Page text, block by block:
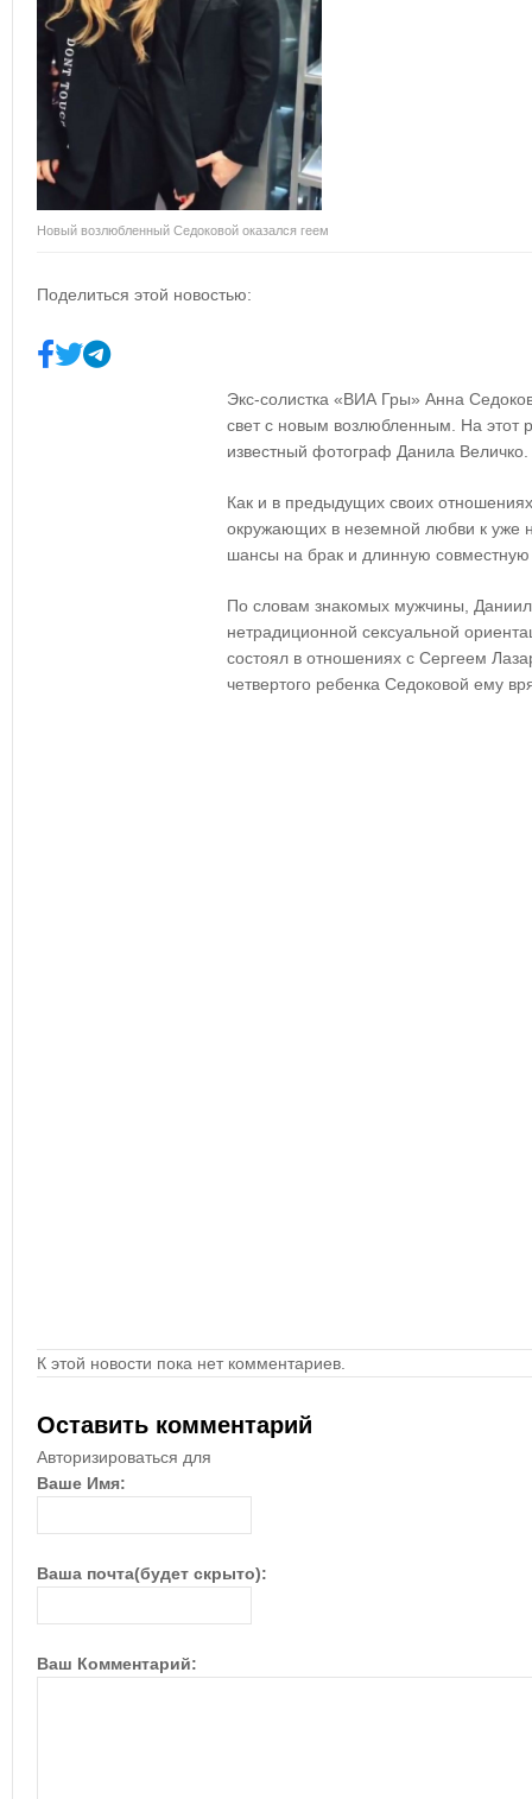
Новый возлюбленный Седоковой оказался геем
Поделиться этой новостью:
Экс-солистка «ВИА Гры» Анна
свет с новым возлюбленным. На этот
известный фотограф Данила Величко.
Как и в предыдущих своих
окружающих в неземной любви к уже
шансы на брак и длинную
По словам знакомых мужчины,
нетрадиционной сексуальной
состоял в отношениях с Сергеем
четвертого ребенка Седоковой ему
К этой новости пока нет комментариев.
Оставить комментарий
Авторизироваться для
Ваше Имя:
Ваша почта(будет скрыто):
Ваш Комментарий: